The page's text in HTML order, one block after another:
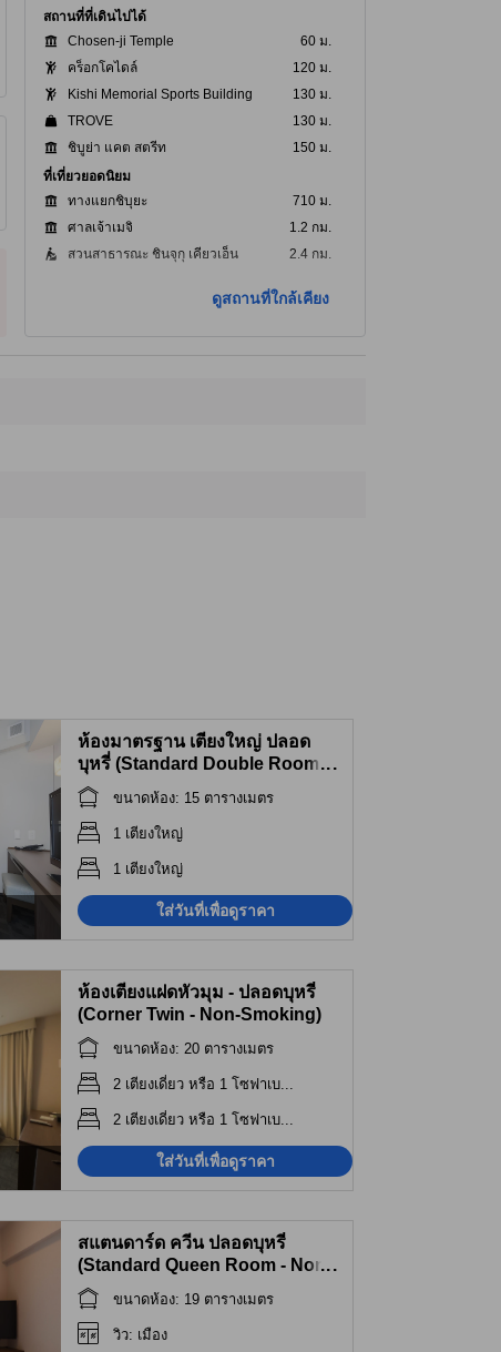
สถานที่ที่เดินไปได้
Chosen-ji Temple
60 ม.
คร็อกโคไดล์
120 ม.
Kishi Memorial Sports Building
130 ม.
TROVE
130 ม.
ชิบูย่า แคต สตรีท
150 ม.
ที่เที่ยวยอดนิยม
ทางแยกชิบุยะ
710 ม.
ศาลเจ้าเมจิ
1.2 กม.
สวนสาธารณะ ชินจุกุ เคียวเอ็น
2.4 กม.
4.0 กม.
ดูสถานที่ใกล้เคียง
ห้องมาตรฐาน เตียงใหญ่ ปลอด
บุหรี่ (Standard Double Room -
Non-Smoking)
...
ขนาดห้อง: 15 ตารางเมตร
1 เตียงใหญ่
1 เตียงใหญ่
ใส่วันที่เพื่อดูราคา
ห้องเตียงแฝดหัวมุม - ปลอดบุหรี่
(Corner Twin - Non-Smoking)
ขนาดห้อง: 20 ตารางเมตร
2 เตียงเดี่ยว หรือ 1 โซฟาเบ...
2 เตียงเดี่ยว หรือ 1 โซฟาเบ...
ใส่วันที่เพื่อดูราคา
สแตนดาร์ด ควีน ปลอดบุหรี่
(Standard Queen Room - Non-
Smoking)
...
ขนาดห้อง: 19 ตารางเมตร
วิว: เมือง